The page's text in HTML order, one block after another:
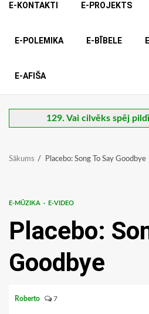
E-KONTAKTI E-PROJEKTS
E-POLEMIKA E-BĪBELE
E-AFIŠA
129. Vai cilvēks spēj
Sākums Placebo: Song To Say Goodbye
E-MŪZIKA E-VIDEO
Placebo:
Goodbye
Roberto 7